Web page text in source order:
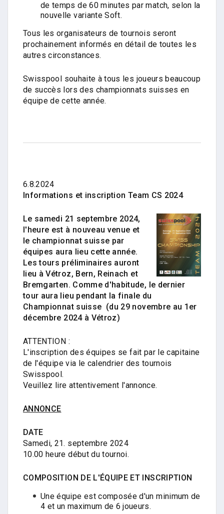
de temps de 60 minutes par match, selon la
nouvelle variante Soft.
Tous les organisateurs de tournois seront
prochainement informés en détail de toutes les
autres circonstances.
Swisspool souhaite à tous les joueurs beaucoup
de succès lors des championnats suisses en
équipe de cette année.
6.8.2024
Informations et inscription Team CS 2024
Le samedi 21 septembre 2024,
l'heure est à nouveau venue et
le championnat suisse par
équipes aura lieu cette année.
Les tours préliminaires auront
lieu à Vétroz, Bern, Reinach et
Bremgarten. Comme d'habitude, le dernier
tour aura lieu pendant la finale du
Championnat suisse (du 29 novembre au 1er
décembre 2024 à Vétroz)
ATTENTION :
L'inscription des équipes se fait par le capitaine
de l'équipe via le calendrier des tournois
Swisspool.
Veuillez lire attentivement l'annonce.
ANNONCE
DATE
Samedi, 21. septembre 2024
10.00 heure début du tournoi.
COMPOSITION DE L'ÉQUIPE ET INSCRIPTION
Une équipe est composée d'un minimum de
4 et un maximum de 6 joueurs.